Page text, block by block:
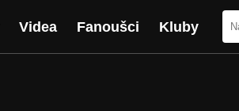
Videa Fanoušci Kluby